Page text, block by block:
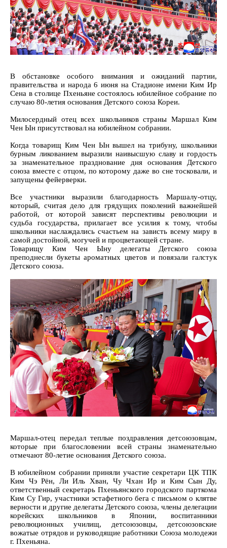
В обстановке особого внимания и ожиданий партии,
правительства и народа 6 июня на Стадионе имени Ким Ир
Сена в столице Пхеньяне состоялось юбилейное собрание по
случаю 80-летия основания Детского союза Кореи.
Милосердный отец всех школьников страны Маршал Ким
Чен Ын присутствовал на юбилейном собрании.
Когда товарищ Ким Чен Ын вышел на трибуну, школьники
бурным ликованием выразили наивысшую славу и гордость
за знаменательное празднование дня основания Детского
союза вместе с отцом, по которому даже во сне тосковали, и
запущены фейерверки.
Все участники выразили благодарность Маршалу-отцу,
который, считая дело для грядущих поколений важнейшей
работой, от которой зависят перспективы революции и
судьба государства, прилагает все усилия к тому, чтобы
школьники наслаждались счастьем на зависть всему миру в
самой достойной, могучей и процветающей стране.
Товарищу Ким Чен Ыну делегаты Детского союза
преподнесли букеты ароматных цветов и повязали галстук
Детского союза.
Маршал-отец передал теплые поздравления детсоюзовцам,
которые при благословении всей страны знаменательно
отмечают 80-летие основания Детского союза.
В юбилейном собрании приняли участие секретари ЦК ТПК
Ким Чэ Рён, Ли Иль Хван, Чу Чхан Ир и Ким Сын Ду,
ответственный секретарь Пхеньянского городского парткома
Ким Су Гир, участники эстафетного бега с письмом о клятве
верности и другие делегаты Детского союза, члены делегации
корейских школьников в Японии, воспитанники
революционных училищ, детсоюзовцы, детсоюзовские
вожатые отрядов и руководящие работники Союза молодежи
г. Пхеньяна.